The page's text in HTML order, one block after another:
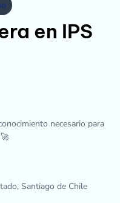
en IPS
necesario para
Santiago de Chile